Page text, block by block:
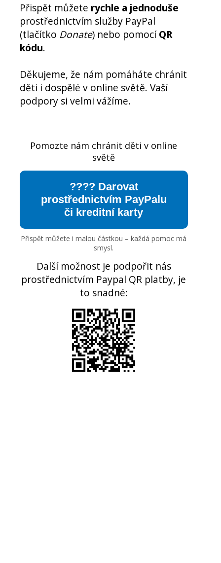
Přispět můžete rychle a jednoduše
prostřednictvím služby PayPal
(tlačítko Donate) nebo pomocíQR
kódu.
Děkujeme, že nám pomáháte chránit
děti i dospělé v online světě. Vaší
podpory si velmi vážíme.
Pomozte nám chránit děti v online
světě
???? Darovat
prostřednictvím PayPalu
či kreditní karty
Přispět můžete i malou částkou – každá pomoc má
smysl.
Další možnost je podpořit nás
prostřednictvím Paypal QR platby, je
to snadné: